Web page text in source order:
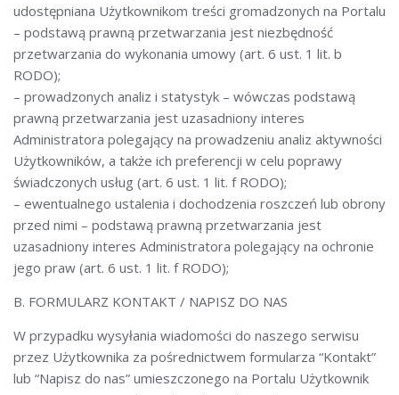
udostępniana Użytkownikom treści gromadzonych na Portalu
– podstawą prawną przetwarzania jest niezbędność
przetwarzania do wykonania umowy (art. 6 ust. 1 lit. b
RODO);
– prowadzonych analiz i statystyk – wówczas podstawą
prawną przetwarzania jest uzasadniony interes
Administratora polegający na prowadzeniu analiz aktywności
Użytkowników, a także ich preferencji w celu poprawy
świadczonych usług (art. 6 ust. 1 lit. f RODO);
– ewentualnego ustalenia i dochodzenia roszczeń lub obrony
przed nimi – podstawą prawną przetwarzania jest
uzasadniony interes Administratora polegający na ochronie
jego praw (art. 6 ust. 1 lit. f RODO);
B. FORMULARZ KONTAKT / NAPISZ DO NAS
W przypadku wysyłania wiadomości do naszego serwisu
przez Użytkownika za pośrednictwem formularza “Kontakt”
lub “Napisz do nas” umieszczonego na Portalu Użytkownik